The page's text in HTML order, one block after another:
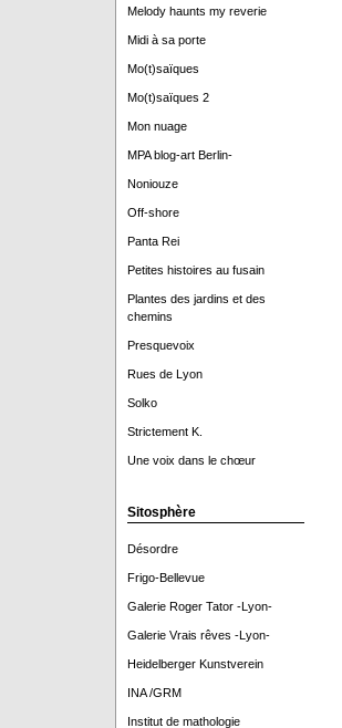
Melody haunts my reverie
Midi à sa porte
Mo(t)saïques
Mo(t)saïques 2
Mon nuage
MPA blog-art Berlin-
Noniouze
Off-shore
Panta Rei
Petites histoires au fusain
Plantes des jardins et des
chemins
Presquevoix
Rues de Lyon
Solko
Strictement K.
Une voix dans le chœur
Sitosphère
Désordre
Frigo-Bellevue
Galerie Roger Tator -Lyon-
Galerie Vrais rêves -Lyon-
Heidelberger Kunstverein
INA /GRM
Institut de mathologie